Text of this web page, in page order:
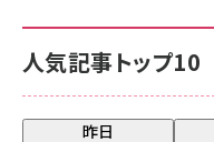
人気記事トップ10
昨日